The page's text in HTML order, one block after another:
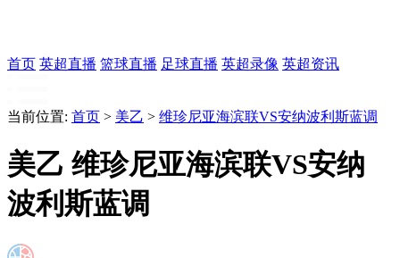
首页 英超直播 篮球直播 足球直播 英超录像 英超资讯
当前位置: 首页 > 美乙 > 维珍尼亚海滨联VS安纳波利斯蓝调
美乙 维珍尼亚海滨联VS安纳
波利斯蓝调